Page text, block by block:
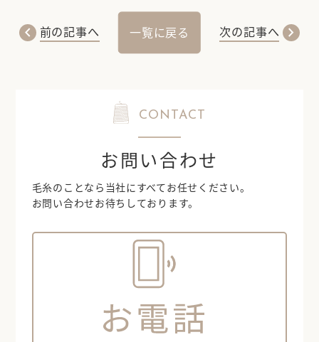
chevron_left 前の記事へ 一覧に戻る 次の記事へ chevron_right
CONTACT
お問い合わせ
毛糸のことなら当社にすべてお任せください。
お問い合わせお待ちしております。